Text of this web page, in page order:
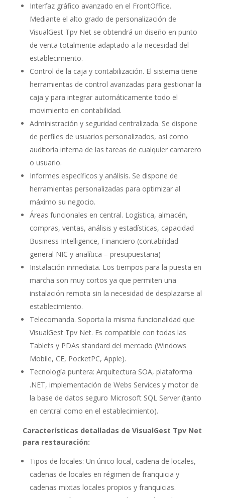
Interfaz gráfico avanzado en el FrontOffice.
Mediante el alto grado de personalización de
VisualGest Tpv Net se obtendrá un diseño en punto
de venta totalmente adaptado a la necesidad del
establecimiento.
Control de la caja y contabilización. El sistema tiene
herramientas de control avanzadas para gestionar la
caja y para integrar automáticamente todo el
movimiento en contabilidad.
Administración y seguridad centralizada. Se dispone
de perfiles de usuarios personalizados, así como
auditoría interna de las tareas de cualquier camarero
o usuario.
Informes específicos y análisis. Se dispone de
herramientas personalizadas para optimizar al
máximo su negocio.
Áreas funcionales en central. Logística, almacén,
compras, ventas, análisis y estadísticas, capacidad
Business Intelligence, Financiero (contabilidad
general NIC y analítica – presupuestaria)
Instalación inmediata. Los tiempos para la puesta en
marcha son muy cortos ya que permiten una
instalación remota sin la necesidad de desplazarse al
establecimiento.
Telecomanda. Soporta la misma funcionalidad que
VisualGest Tpv Net. Es compatible con todas las
Tablets y PDAs standard del mercado (Windows
Mobile, CE, PocketPC, Apple).
Tecnología puntera: Arquitectura SOA, plataforma
.NET, implementación de Webs Services y motor de
la base de datos seguro Microsoft SQL Server (tanto
en central como en el establecimiento).
Características detalladas de VisualGest Tpv Net
para restauración:
Tipos de locales: Un único local, cadena de locales,
cadenas de locales en régimen de franquicia y
cadenas mixtas locales propios y franquicias.